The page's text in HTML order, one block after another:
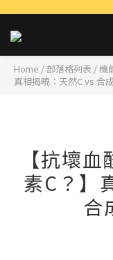
Home / 部落格列表 /機
真相揭曉：天然C vs 合
【抗壞
素C？】
合